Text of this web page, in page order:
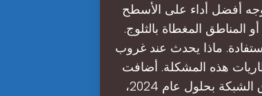
أفضل أداء على الأسطح
المناطق المغطاة بالثلوج.
ماذا يحدث عند غروب
هذه المشكلة. أضافت
الولايات المتحدة 26 جيجاواط من سعة التخزين على نطاق الشبكة بحلول عام 2024،